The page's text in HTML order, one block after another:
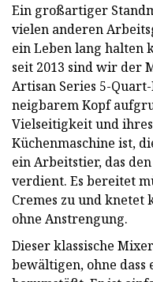
Ein großartiger
vielen anderen
ein Leben lang halten
seit 2013 sind wir der
Artisan Series 5-
neigbarem Kopf
Vielseitigkeit und
Küchenmaschine ist,
ein Arbeitstier, das
verdient. Es bereitet
Cremes zu und knetet
ohne Anstrengung.
Dieser klassische
bewältigen, ohne